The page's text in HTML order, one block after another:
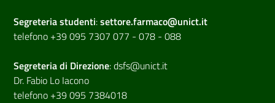
Segreteria studenti:settore.farmaco@unict.it
telefono +39 095 7307 077 - 078 - 088
Segreteria di Direzione:dsfs@unict.it
Dr. Fabio Lo Iacono
telefono +39 095 7384018